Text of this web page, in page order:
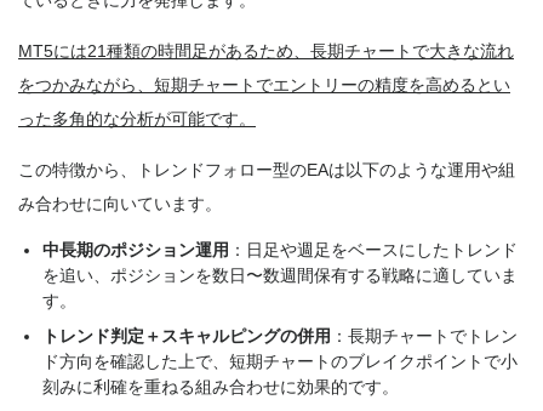
MT5には21種類の時間足があるため、長期チャートで大きな流れ
をつかみながら、短期チャートでエントリーの精度を高めるとい
った多角的な分析が可能です。
この特徴から、トレンドフォロー型のEAは以下のような運用や組
み合わせに向いています。
中長期のポジション運用 ：日足や週足をベースにしたトレンド
を追い、ポジションを数日〜数週間保有する戦略に適していま
す。
トレンド判定＋スキャルピングの併用 ：長期チャートでトレン
ド方向を確認した上で、短期チャートのブレイクポイントで小
刻みに利確を重ねる組み合わせに効果的です。